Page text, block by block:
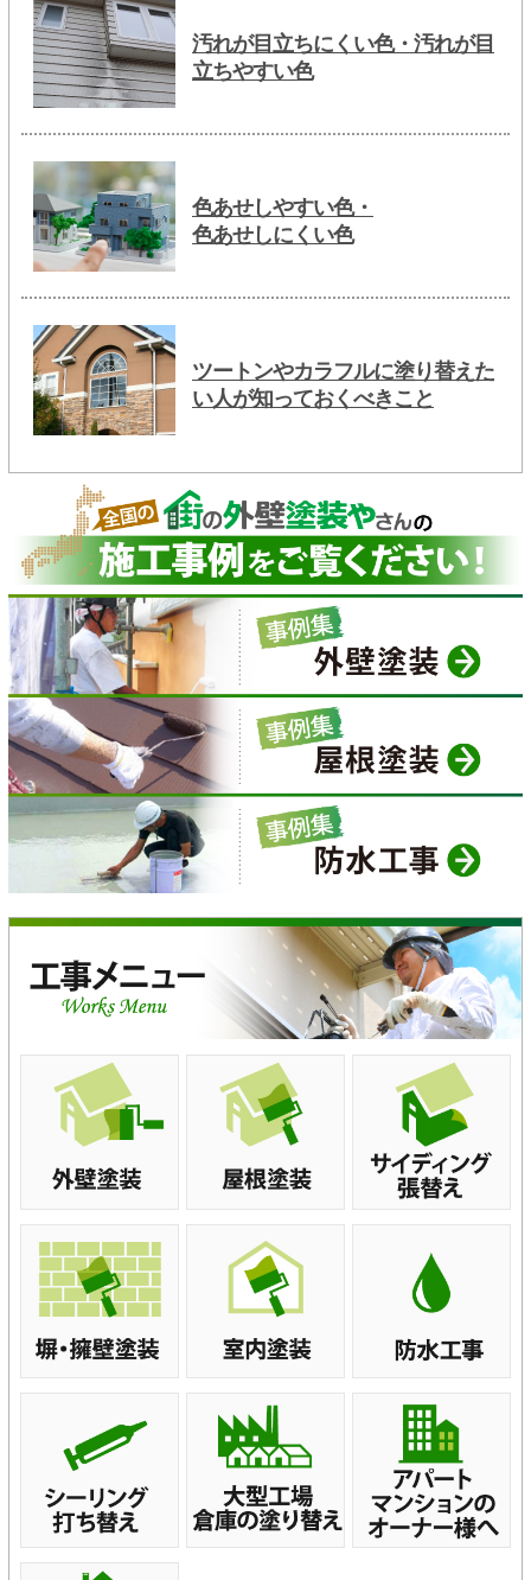
汚れが目立ちにくい色・汚れが目
立ちやすい色
色あせしやすい色・
色あせしにくい色
ツートンやカラフルに塗り替えた
い人が知っておくべきこと